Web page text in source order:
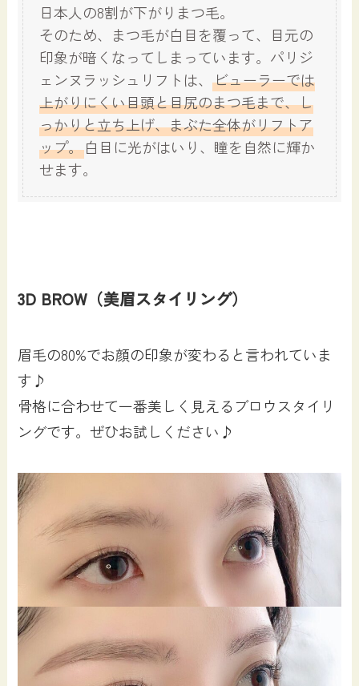
日本人の8割が下がりまつ毛。
そのため、まつ毛が白目を覆って、目元の
印象が暗くなってしまっています。パリジ
ェンヌラッシュリフトは、ビューラーでは
上がりにくい目頭と目尻のまつ毛まで、し
っかりと立ち上げ、まぶた全体がリフトア
ップ。白目に光がはいり、瞳を自然に輝か
せます。
3D BROW（美眉スタイリング）
眉毛の80%でお顔の印象が変わると言われていま
す♪
骨格に合わせて一番美しく見えるブロウスタイリ
ングです。ぜひお試しください♪